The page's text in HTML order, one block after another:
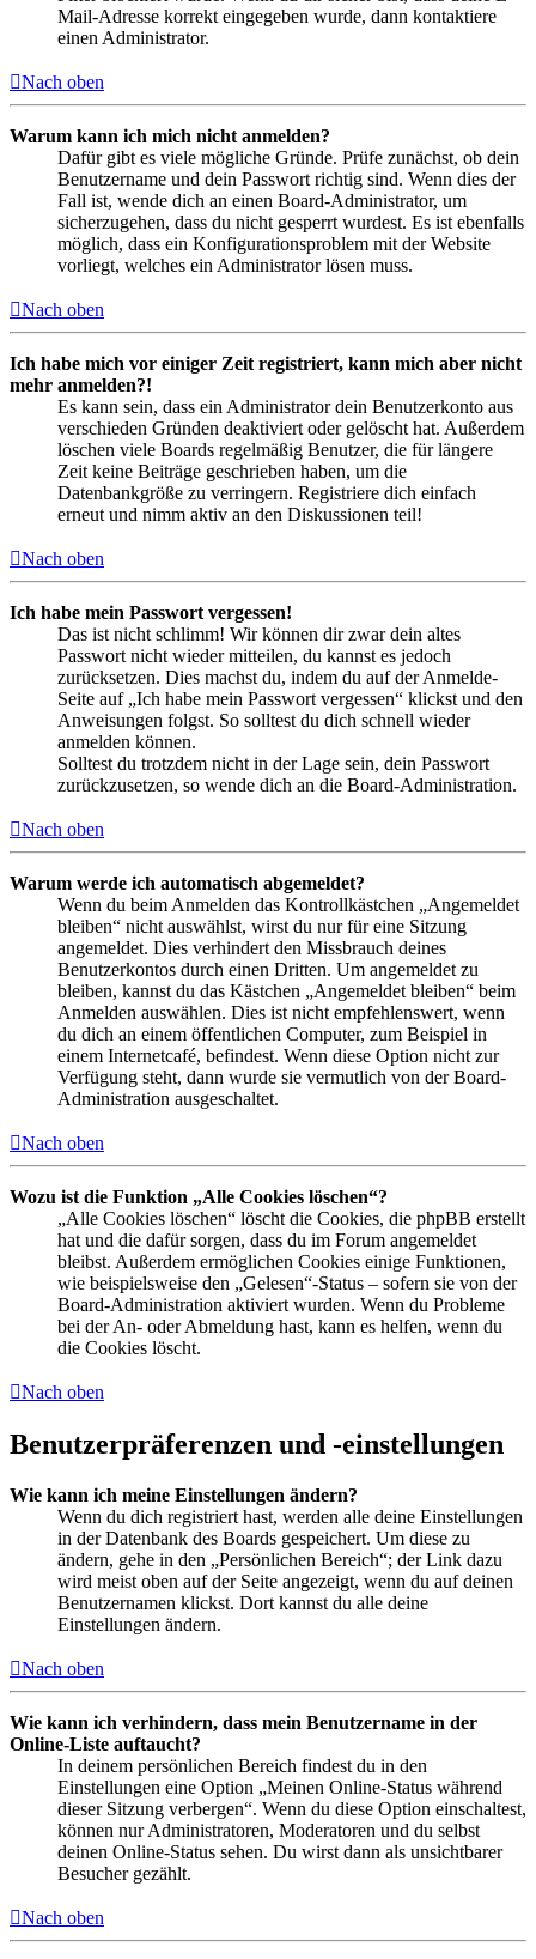
Mail-Adresse korrekt eingegeben wurde, dann kontaktiere
einen Administrator.
Nach oben
Warum kann ich mich nicht anmelden?
Dafür gibt es viele mögliche Gründe. Prüfe zunächst, ob dein
Benutzername und dein Passwort richtig sind. Wenn dies der
Fall ist, wende dich an einen Board-Administrator, um
sicherzugehen, dass du nicht gesperrt wurdest. Es ist ebenfalls
möglich, dass ein Konfigurationsproblem mit der Website
vorliegt, welches ein Administrator lösen muss.
Nach oben
Ich habe mich vor einiger Zeit registriert, kann mich aber nicht
mehr anmelden?!
Es kann sein, dass ein Administrator dein Benutzerkonto aus
verschieden Gründen deaktiviert oder gelöscht hat. Außerdem
löschen viele Boards regelmäßig Benutzer, die für längere
Zeit keine Beiträge geschrieben haben, um die
Datenbankgröße zu verringern. Registriere dich einfach
erneut und nimm aktiv an den Diskussionen teil!
Nach oben
Ich habe mein Passwort vergessen!
Das ist nicht schlimm! Wir können dir zwar dein altes
Passwort nicht wieder mitteilen, du kannst es jedoch
zurücksetzen. Dies machst du, indem du auf der Anmelde-
Seite auf „Ich habe mein Passwort vergessen“ klickst und den
Anweisungen folgst. So solltest du dich schnell wieder
anmelden können.
Solltest du trotzdem nicht in der Lage sein, dein Passwort
zurückzusetzen, so wende dich an die Board-Administration.
Nach oben
Warum werde ich automatisch abgemeldet?
Wenn du beim Anmelden das Kontrollkästchen „Angemeldet
bleiben“ nicht auswählst, wirst du nur für eine Sitzung
angemeldet. Dies verhindert den Missbrauch deines
Benutzerkontos durch einen Dritten. Um angemeldet zu
bleiben, kannst du das Kästchen „Angemeldet bleiben“ beim
Anmelden auswählen. Dies ist nicht empfehlenswert, wenn
du dich an einem öffentlichen Computer, zum Beispiel in
einem Internetcafé, befindest. Wenn diese Option nicht zur
Verfügung steht, dann wurde sie vermutlich von der Board-
Administration ausgeschaltet.
Nach oben
Wozu ist die Funktion „Alle Cookies löschen“?
„Alle Cookies löschen“ löscht die Cookies, die phpBB erstellt
hat und die dafür sorgen, dass du im Forum angemeldet
bleibst. Außerdem ermöglichen Cookies einige Funktionen,
wie beispielsweise den „Gelesen“-Status – sofern sie von der
Board-Administration aktiviert wurden. Wenn du Probleme
bei der An- oder Abmeldung hast, kann es helfen, wenn du
die Cookies löscht.
Nach oben
Benutzerpräferenzen und -einstellungen
Wie kann ich meine Einstellungen ändern?
Wenn du dich registriert hast, werden alle deine Einstellungen
in der Datenbank des Boards gespeichert. Um diese zu
ändern, gehe in den „Persönlichen Bereich“; der Link dazu
wird meist oben auf der Seite angezeigt, wenn du auf deinen
Benutzernamen klickst. Dort kannst du alle deine
Einstellungen ändern.
Nach oben
Wie kann ich verhindern, dass mein Benutzername in der
Online-Liste auftaucht?
In deinem persönlichen Bereich findest du in den
Einstellungen eine Option „Meinen Online-Status während
dieser Sitzung verbergen“. Wenn du diese Option einschaltest,
können nur Administratoren, Moderatoren und du selbst
deinen Online-Status sehen. Du wirst dann als unsichtbarer
Besucher gezählt.
Nach oben